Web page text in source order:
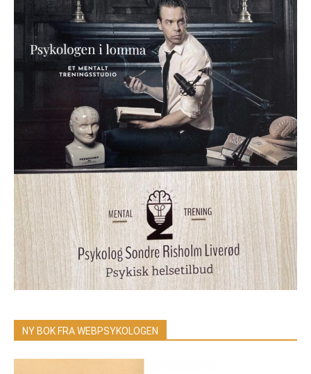
NY BOK FRA WEBPSYKOLOGEN